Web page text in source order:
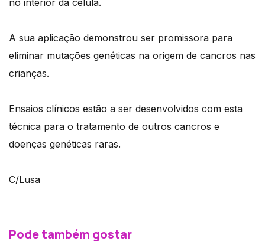
no interior da célula.
A sua aplicação demonstrou ser promissora para
eliminar mutações genéticas na origem de cancros nas
crianças.
Ensaios clínicos estão a ser desenvolvidos com esta
técnica para o tratamento de outros cancros e
doenças genéticas raras.
C/Lusa
Pode também gostar